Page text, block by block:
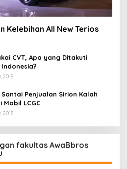
Kelebihan All New Terios
CVT, Apa yang Ditakuti
2018
Penjualan Sirion Kalah
Mobil LCGC
2018
fakultas AwaBbros